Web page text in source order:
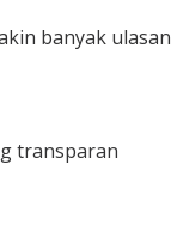
banyak ulasan
transparan